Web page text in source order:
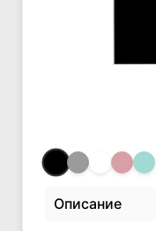
Описание